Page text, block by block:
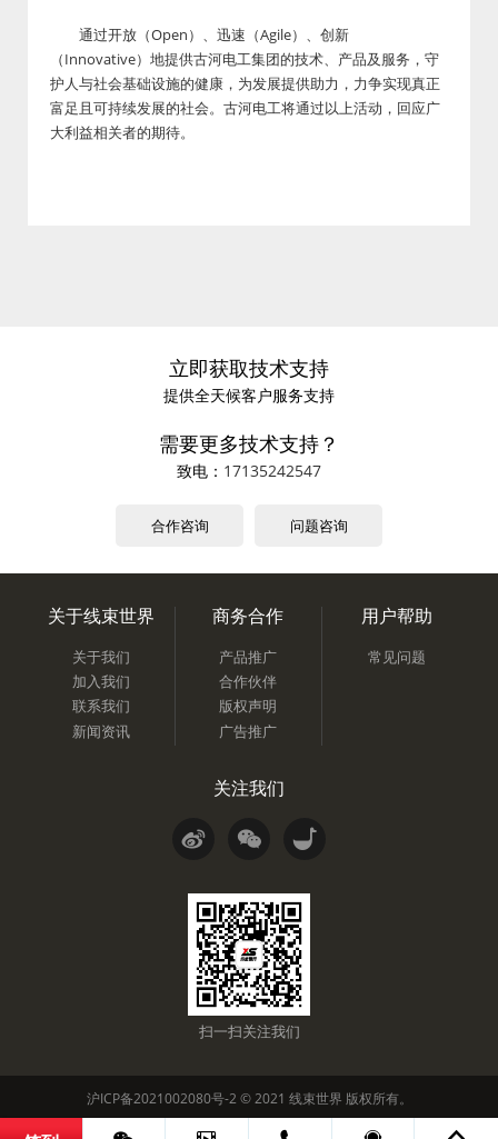
通过开放（Open）、迅速（Agile）、创新
（Innovative）地提供古河电工集团的技术、产品及服务，守
护人与社会基础设施的健康，为发展提供助力，力争实现真正
富足且可持续发展的社会。古河电工将通过以上活动，回应广
大利益相关者的期待。
立即获取技术支持
提供全天候客户服务支持
需要更多技术支持？
致电： 17135242547
合作咨询 问题咨询
关于线束世界
关于我们
加入我们
联系我们
新闻资讯
商务合作
产品推广
合作伙伴
版权声明
广告推广
用户帮助
常见问题
关注我们
扫一扫关注我们
沪ICP备2021002080号-2 © 2021 线束世界 版权所有。